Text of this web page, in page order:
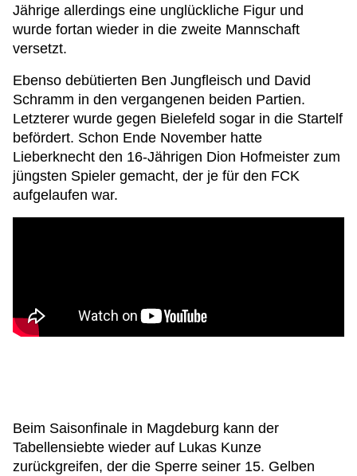
Jährige allerdings eine unglückliche Figur und
wurde fortan wieder in die zweite Mannschaft
versetzt.
Ebenso debütierten Ben Jungfleisch und David
Schramm in den vergangenen beiden Partien.
Letzterer wurde gegen Bielefeld sogar in die Startelf
befördert. Schon Ende November hatte
Lieberknecht den 16-Jährigen Dion Hofmeister zum
jüngsten Spieler gemacht, der je für den FCK
aufgelaufen war.
Beim Saisonfinale in Magdeburg kann der
Tabellensiebte wieder auf Lukas Kunze
zurückgreifen, der die Sperre seiner 15. Gelben